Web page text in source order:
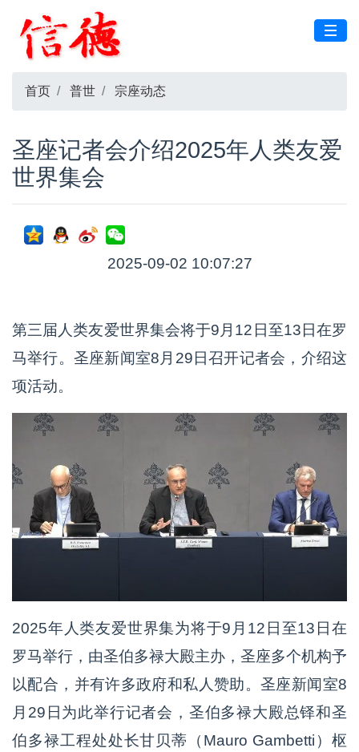
首页 普世 宗座动态
圣座记者会介绍2025年人类友爱
世界集会
2025-09-02 10:07:27
第三届人类友爱世界集会将于9月12日至13日在罗
马举行。圣座新闻室8月29日召开记者会，介绍这
项活动。
2025年人类友爱世界集为将于9月12日至13日在
罗马举行，由圣伯多禄大殿主办，圣座多个机构予
以配合，并有许多政府和私人赞助。圣座新闻室8
月29日为此举行记者会，圣伯多禄大殿总铎和圣
伯多禄工程处处长甘贝蒂（Mauro Gambetti）枢